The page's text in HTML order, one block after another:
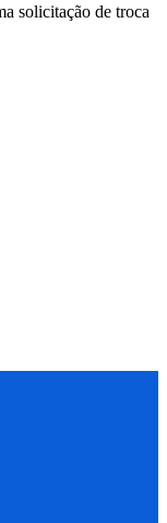
solicitação de troca